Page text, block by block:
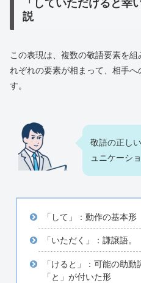
「していただけると幸
説
この表現は、複数の敬語要素を
れぞれの要素が相まって、相手
す。
敬語の正し
ュニケーシ
「して」：動作の基本形
「いただく」：謙譲語
「けると」：可能の助
「と」が付いた形